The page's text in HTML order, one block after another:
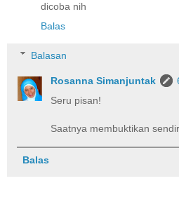
dicoba nih
Balas
Balasan
Rosanna Simanjuntak
Seru pisan!
Saatnya membuktikan
Balas